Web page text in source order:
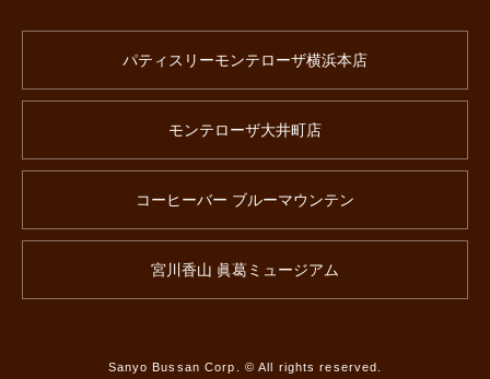
パティスリーモンテローザ横浜本店
モンテローザ大井町店
コーヒーバー ブルーマウンテン
宮川香山 眞葛ミュージアム
Sanyo Bussan Corp. © All rights reserved.